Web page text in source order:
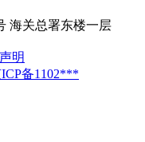
海关总署东楼一层
明
备1102***